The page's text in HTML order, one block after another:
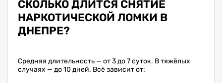
СКОЛЬКО ДЛИТСЯ СНЯТИЕ
НАРКОТИЧЕСКОЙ ЛОМКИ В
ДНЕПРЕ?
Средняя длительность — от 3 до 7 суток. В тяжёлых
случаях — до 10 дней. Всё зависит от: